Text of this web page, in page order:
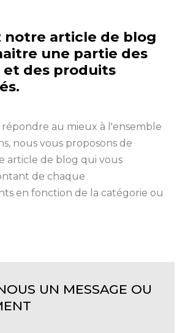
notre article de blog
une partie des
des produits
au mieux à l'ensemble
nous vous proposons de
article de blog qui vous
de chaque
en fonction de la catégorie ou
UN MESSAGE OU